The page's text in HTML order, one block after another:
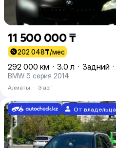
11 500 000 ₸
202 048₸/мес
292 000 км · 3.0 л · Задний ·
BMW 5 серия 2014
Алматы · 3 авг
От владельца